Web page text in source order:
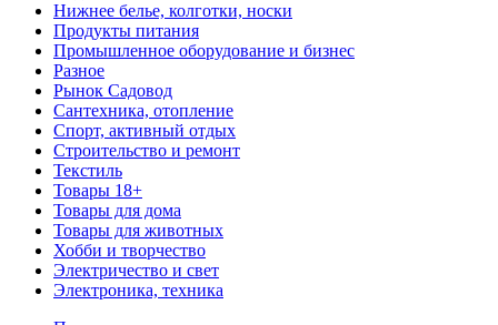
Нижнее белье, колготки, носки
Продукты питания
Промышленное оборудование и бизнес
Разное
Рынок Садовод
Сантехника, отопление
Спорт, активный отдых
Строительство и ремонт
Текстиль
Товары 18+
Товары для дома
Товары для животных
Хобби и творчество
Электричество и свет
Электроника, техника